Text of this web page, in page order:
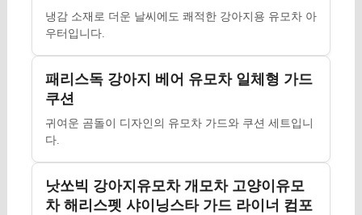
냉감 소재로 더운 날씨에도 쾌적한 강아지용 유모차 아
우터입니다.
패리스독 강아지 베어 유모차 일체형 가드
쿠션
귀여운 곰돌이 디자인의 유모차 가드와 쿠션 세트입니
다.
낫쏘빅 강아지유모차 개모차 고양이유모
차 해리스펫 샤이닝스타 가드 라이너 컴포